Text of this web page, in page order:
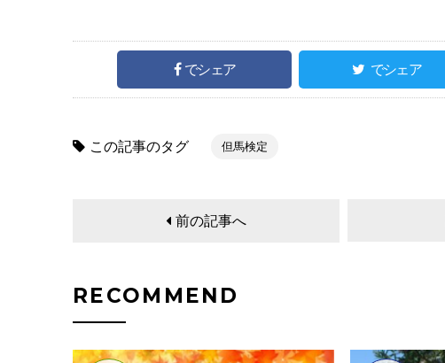
でシェア でシェア
この記事のタグ 但馬検定
前の記事へ
RECOMMEND